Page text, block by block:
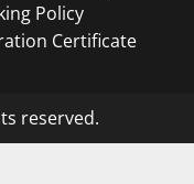
Policy
Certificate
reserved.